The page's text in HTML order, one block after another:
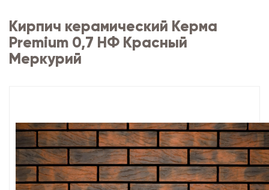
Кирпич керамический Керма
Premium 0,7 НФ Красный
Меркурий